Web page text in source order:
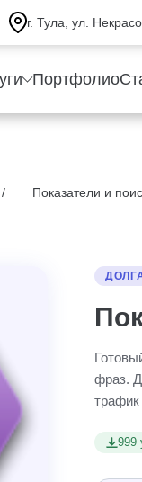
г. Тула, ул.
Портфолио
Показатели и
фраз.
трафик
999